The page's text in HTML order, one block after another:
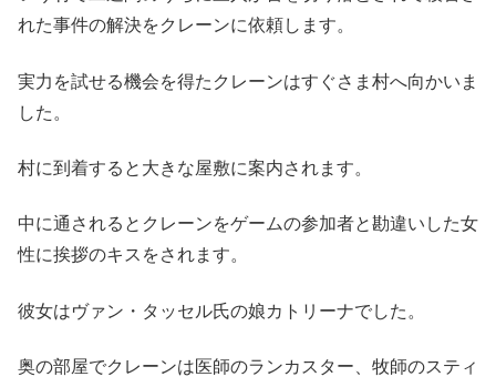
れた事件の解決をクレーンに依頼します。
実力を試せる機会を得たクレーンはすぐさま村へ向かいま
した。
村に到着すると大きな屋敷に案内されます。
中に通されるとクレーンをゲームの参加者と勘違いした女
性に挨拶のキスをされます。
彼女はヴァン・タッセル氏の娘カトリーナでした。
奥の部屋でクレーンは医師のランカスター、牧師のスティ